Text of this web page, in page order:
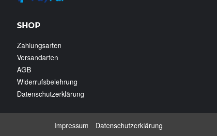
SHOP
Zahlungsarten
Versandarten
AGB
Widerrufsbelehrung
Datenschutzerklärung
Impressum Datenschutzerklärung